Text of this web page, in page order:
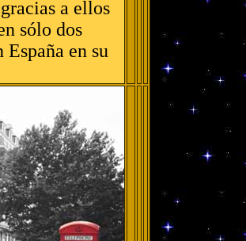
a ellos
sólo dos
en su